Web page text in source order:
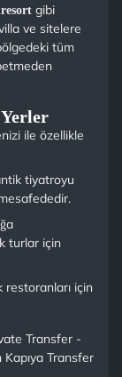
gibi
ve sitelere
tüm
ile özellikle
tiyatroyu
turlar için
restoranları için